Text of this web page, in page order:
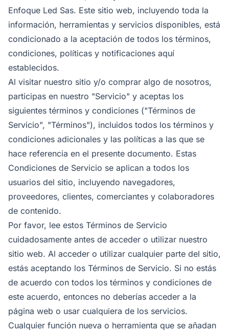
Enfoque Led Sas. Este sitio web, incluyendo toda la
información, herramientas y servicios disponibles, está
condicionado a la aceptación de todos los términos,
condiciones, políticas y notificaciones aquí
establecidos.
Al visitar nuestro sitio y/o comprar algo de nosotros,
participas en nuestro "Servicio" y aceptas los
siguientes términos y condiciones ("Términos de
Servicio", "Términos"), incluidos todos los términos y
condiciones adicionales y las políticas a las que se
hace referencia en el presente documento. Estas
Condiciones de Servicio se aplican a todos los
usuarios del sitio, incluyendo navegadores,
proveedores, clientes, comerciantes y colaboradores
de contenido.
Por favor, lee estos Términos de Servicio
cuidadosamente antes de acceder o utilizar nuestro
sitio web. Al acceder o utilizar cualquier parte del sitio,
estás aceptando los Términos de Servicio. Si no estás
de acuerdo con todos los términos y condiciones de
este acuerdo, entonces no deberías acceder a la
página web o usar cualquiera de los servicios.
Cualquier función nueva o herramienta que se añadan